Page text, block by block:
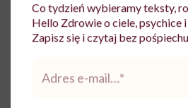
Co tydzień wybieramy teksty,
Hello Zdrowie o ciele, psychice
Zapisz się i czytaj bez
*